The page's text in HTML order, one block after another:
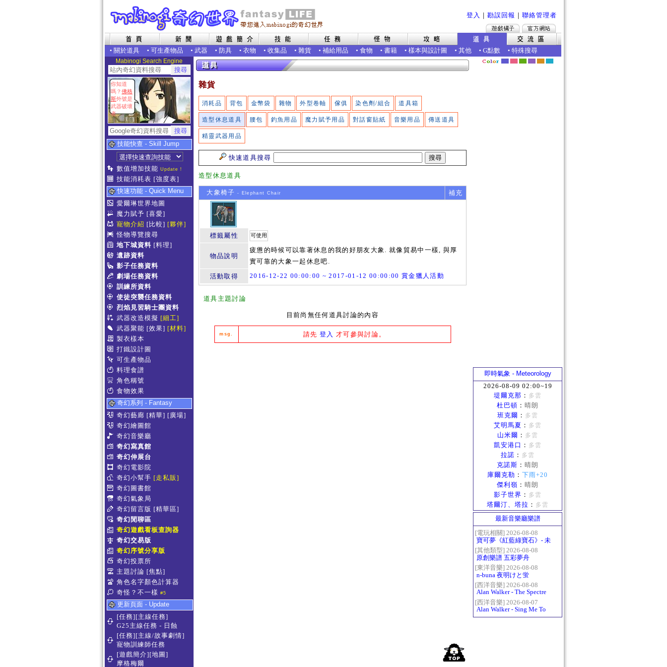
登入 ｜ 勘誤回報 ｜ 聯絡管理者
• 關於道具 • 可生產物品 • 武器 • 防具 • 衣物 • 收集品 • 雜貨 • 補給用品 • 食物 • 書籍 • 樣本與設計圖 • 其他 • G點數 • 特殊搜尋
Mabinogi Search Engine
你知道
嗎？ 佛格
斯外號是
武器破壞
者
技能快查 - Skill Jump
數值增加技能 Update !
技能消耗表 [強度表]
快速功能 - Quick Menu
愛爾琳世界地圖
魔力賦予 [喜愛]
寵物介紹 [比較] [夥伴]
怪物導覽搜尋
地下城資料 [料理]
遺跡資料
影子任務資料
劇場任務資料
訓練所資料
使徒突襲任務資料
烈焰見習騎士團資料
武器改造模擬 [細工]
武器聚能 [效果] [材料]
製衣樣本
打鐵設計圖
可生產物品
料理食譜
角色稱號
食物效果
奇幻系列 - Fantasy
奇幻藝廊 [精華] [廣場]
奇幻繪圖館
奇幻音樂廳
奇幻寫真館
奇幻伸展台
奇幻電影院
奇幻小幫手 [走私販]
奇幻圖書館
奇幻氣象局
奇幻留言版 [精華區]
奇幻閒聊區
奇幻遊戲看板查詢器
奇幻交易版
奇幻序號分享版
奇幻投票所
主題討論 [焦點]
角色名字顏色計算器
奇怪？不一樣 #5
更新頁面 - Update
[任務][主線任務]
G25主線任務 - 日蝕
[任務][主線/故事劇情]
寵物訓練師任務
[遊戲簡介][地圖]
摩格梅爾
雜貨
消耗品 背包 金幣袋 雜物 外型卷軸 傢俱 染色劑/組合 道具箱
造型休息道具 腰包 釣魚用品 魔力賦予用品 對話窗貼紙 音樂用品 傳送道具
精靈武器用品
快速道具搜尋
造型休息道具
大象椅子 - Elephant Chair 補充
標籤屬性 可使用
物品說明
疲憊的時候可以靠著休息的我的好朋友大象. 就像貿易中一樣, 與厚
實可靠的大象一起休息吧.
活動取得
2016-12-22 00:00:00 ~ 2017-01-12 00:00:00 賞金獵人活動
道具主題討論
目前尚無任何道具討論的內容
msg. 請先 登入 才可參與討論。
即時氣象 - Meteorology
2026-08-09 02:00~19
堤爾克那 ： 多雲
杜巴頓 ： 晴朗
班克爾 ： 多雲
艾明馬夏 ： 多雲
山米爾 ： 多雲
凱安港口 ： 多雲
拉諾 ： 多雲
克諾斯 ： 晴朗
庫爾克勒 ： 下雨+20
傑利嶺 ： 晴朗
影子世界 ： 多雲
塔爾汀、塔拉 ： 多雲
最新音樂廳樂譜
[電玩相關] 2026-08-08
寶可夢《紅藍綠寶石》- 未
白鎮BGM (Littleroot Town)
[其他類型] 2026-08-08
原創樂譜 五彩夢舟
[東洋音樂] 2026-08-08
n-buna 夜明けと蛍
[西洋音樂] 2026-08-08
Alan Walker - The Spectre
[西洋音樂] 2026-08-07
Alan Walker - Sing Me To
Sleep